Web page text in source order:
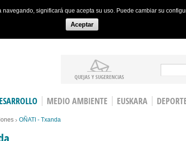
significará que acepta su uso. Puede cambiar su
Aceptar
QUEJAS Y SUGERENCIAS
MEDIO AMBIENTE EUSKARA
OÑATI - Txanda